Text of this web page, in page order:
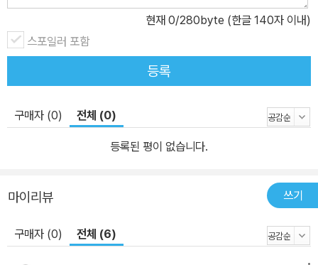
현재 0/280byte (한글 140자 이내)
스포일러 포함
등록
구매자 (0) 전체 (0)
등록된 평이 없습니다.
마이리뷰 쓰기
구매자 (0) 전체 (6)